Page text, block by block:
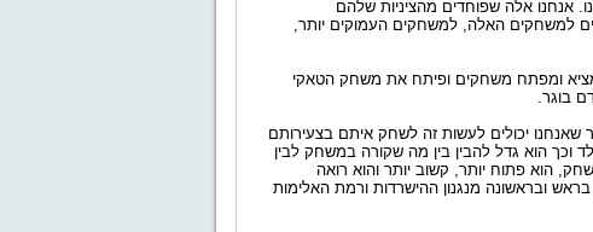
אנחנו אלה שפוחדים מהציניות שלהם
למשחקים האלה, למשחקים העמוקים יותר,
ומפתח משחקים ופיתח את משחק הטאקי
בוגר.
שאנחנו יכולים לעשות זה לשחק איתם בצעירותם
וכך הוא גדל להבין בין מה שקורה במשחק לבין
הוא פתוח יותר, קשוב יותר והוא רואה
ובראשונה מנגנון ההישרדות ורמת האלימות